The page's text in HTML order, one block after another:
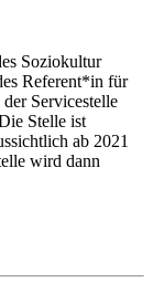
Soziokultur
Referent*in für
Servicestelle
Stelle ist
ab 2021
wird dann